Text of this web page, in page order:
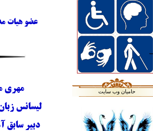
حامیان وب سایت
عضو هیات
مهری
لیسانس
دبیر